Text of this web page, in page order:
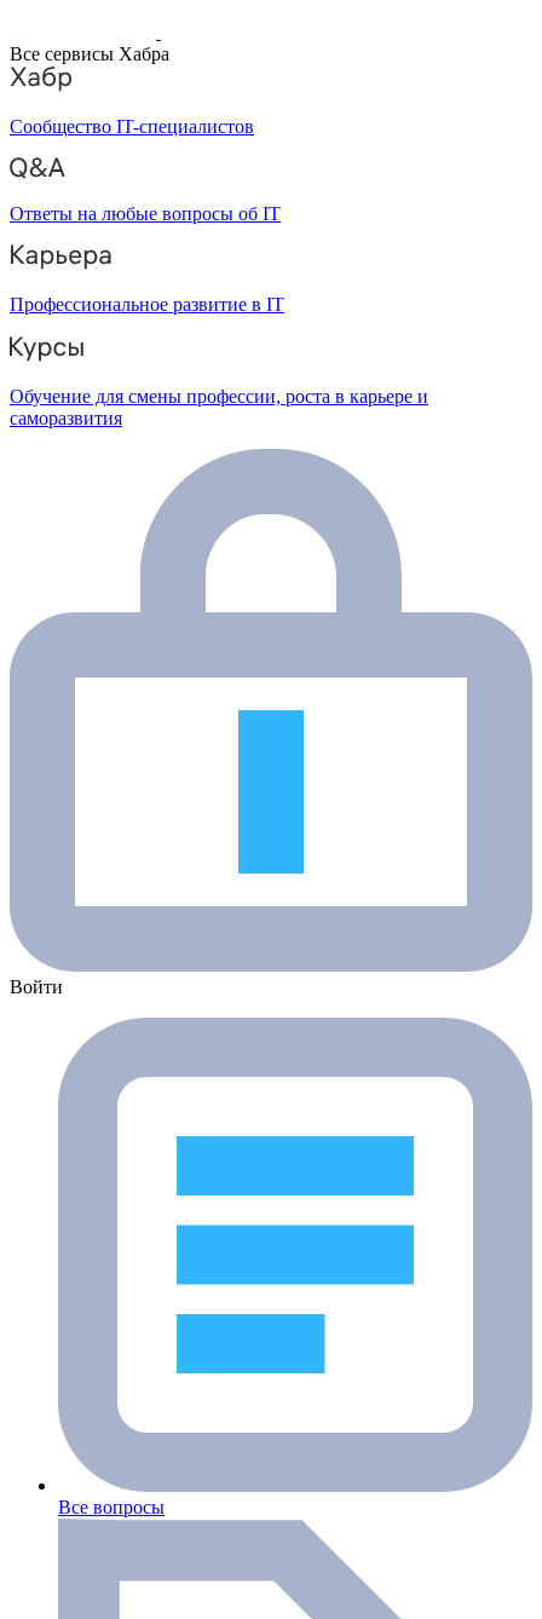
Все сервисы Хабра
Сообщество IT-специалистов
Ответы на любые вопросы об IT
Профессиональное развитие в IT
Обучение для смены профессии, роста в карьере и
саморазвития
Войти
Все вопросы